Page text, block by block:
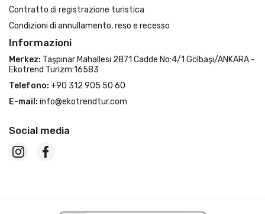
Contratto di registrazione turistica
Condizioni di annullamento, reso e recesso
Informazioni
Merkez: Taşpınar Mahallesi 2871 Cadde No:4/1 Gölbaşı/ANKARA -
Ekotrend Turizm:16583
Telefono: +90 312 905 50 60
E-mail: info@ekotrendtur.com
Social media